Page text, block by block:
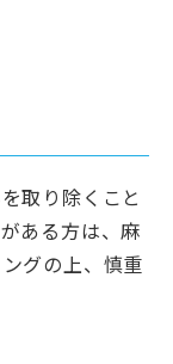
取り除くこと
ある方は、麻
グの上、慎重